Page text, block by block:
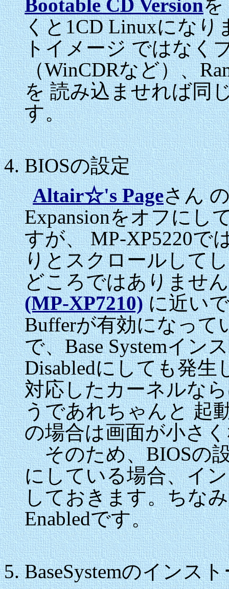
Bootable CD Versionを
くと1CD Linuxになり
トイメージ ではなく
（WinCDRなど）、
を 読み込ませれば同
す。
BIOSの設定
Altair☆'s Pageさん
Expansionをオフにし
すが、 MP-XP5220で
りとスクロールして
どころではありませ
(MP-XP7210)に近いで
Bufferが有効になって
で、Base Systemイン
Disabledにしても発生
対応したカーネルな
うであれちゃんと 起
の場合は画面が小さ
そのため、BIOSの設
にしている場合、イ
しておきます。ちな
Enabledです。
BaseSystemのインス